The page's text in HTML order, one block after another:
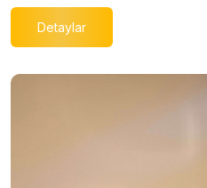
Detaylar